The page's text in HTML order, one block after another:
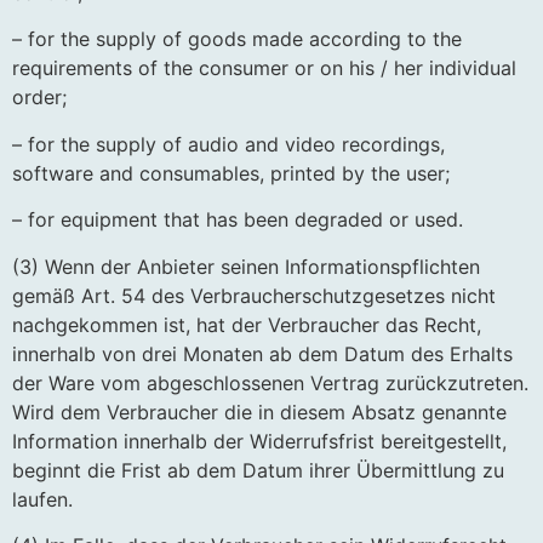
– for the supply of goods made according to the
requirements of the consumer or on his / her individual
order;
– for the supply of audio and video recordings,
software and consumables, printed by the user;
– for equipment that has been degraded or used.
(3) Wenn der Anbieter seinen Informationspflichten
gemäß Art. 54 des Verbraucherschutzgesetzes nicht
nachgekommen ist, hat der Verbraucher das Recht,
innerhalb von drei Monaten ab dem Datum des Erhalts
der Ware vom abgeschlossenen Vertrag zurückzutreten.
Wird dem Verbraucher die in diesem Absatz genannte
Information innerhalb der Widerrufsfrist bereitgestellt,
beginnt die Frist ab dem Datum ihrer Übermittlung zu
laufen.